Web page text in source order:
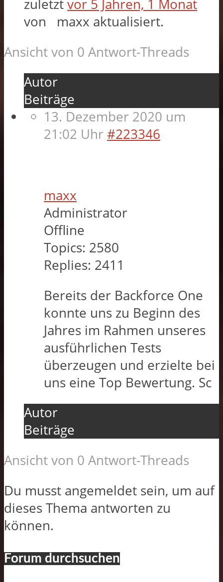
zuletzt vor 5 Jahren, 1 Monat
von
maxx aktualisiert.
Ansicht von 0 Antwort-Threads
Autor
Beiträge
13. Dezember 2020 um
21:02 Uhr #223346
maxx
Administrator
Offline
Topics: 2580
Replies: 2411
Bereits der Backforce One
konnte uns zu Beginn des
Jahres im Rahmen unseres
ausführlichen Tests
überzeugen und erzielte bei
uns eine Top Bewertung. Sc
Autor
Beiträge
Ansicht von 0 Antwort-Threads
Du musst angemeldet sein, um auf
dieses Thema antworten zu
können.
Forum durchsuchen